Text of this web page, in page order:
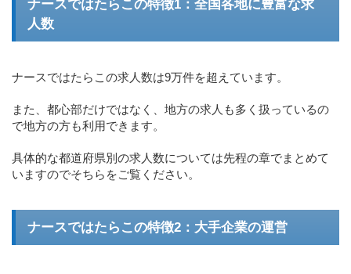
ナースではたらこの特徴1：全国各地に豊富な求
人数
ナースではたらこの求人数は9万件を超えています。
また、都心部だけではなく、地方の求人も多く扱っているの
で地方の方も利用できます。
具体的な都道府県別の求人数については先程の章でまとめて
いますのでそちらをご覧ください。
ナースではたらこの特徴2：大手企業の運営